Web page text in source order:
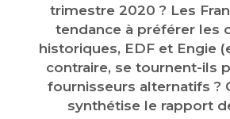
trimestre 2020 ? Les
tendance à préférer les
historiques, EDF et Engie
contraire, se tournent-ils
fournisseurs alternatifs ?
synthétise le rapport